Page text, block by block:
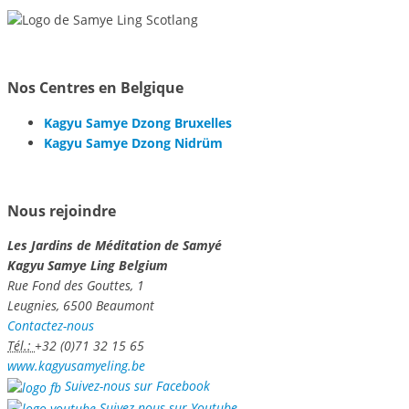
Nos Centres en Belgique
Kagyu Samye Dzong Bruxelles
Kagyu Samye Dzong Nidrüm
Nous rejoindre
Les Jardins de Méditation de Samyé
Kagyu Samye Ling Belgium
Rue Fond des Gouttes, 1
Leugnies, 6500 Beaumont
Contactez-nous
Tél.: +32 (0)71 32 15 65
www.kagyusamyeling.be
Suivez-nous sur Facebook